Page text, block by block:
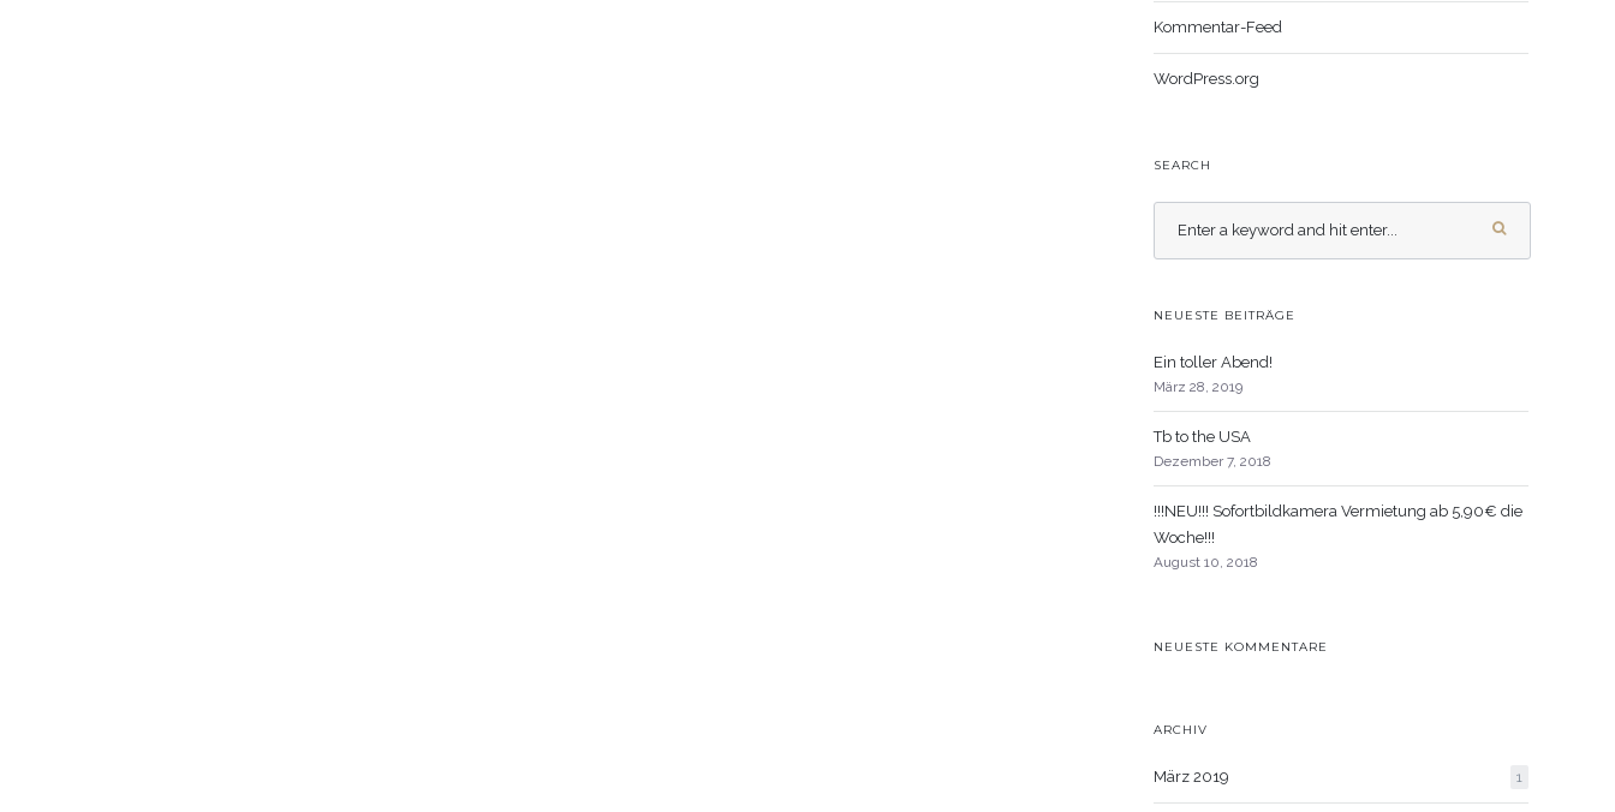
Kommentar-Feed
WordPress.org
SEARCH
NEUESTE BEITRÄGE
Ein toller Abend!
März 28, 2019
Tb to the USA
Dezember 7, 2018
!!!NEU!!! Sofortbildkamera Vermietung ab 5,90€ die
Woche!!!
August 10, 2018
NEUESTE KOMMENTARE
ARCHIV
März 2019 1